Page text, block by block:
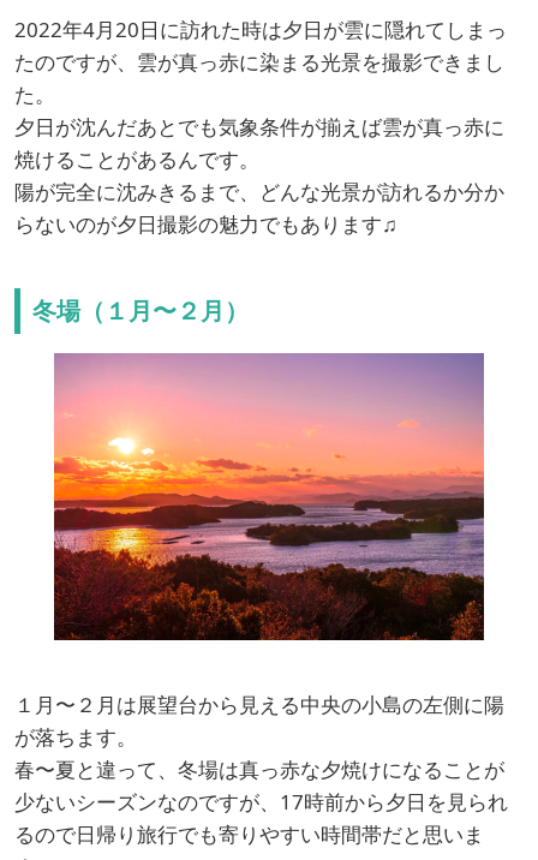
2022年4月20日に訪れた時は夕日が雲に隠れてしまっ
たのですが、雲が真っ赤に染まる光景を撮影できまし
た。
夕日が沈んだあとでも気象条件が揃えば雲が真っ赤に
焼けることがあるんです。
陽が完全に沈みきるまで、どんな光景が訪れるか分か
らないのが夕日撮影の魅力でもあります♫
冬場（１月〜２月）
１月〜２月は展望台から見える中央の小島の左側に陽
が落ちます。
春〜夏と違って、冬場は真っ赤な夕焼けになることが
少ないシーズンなのですが、17時前から夕日を見られ
るので日帰り旅行でも寄りやすい時間帯だと思いま